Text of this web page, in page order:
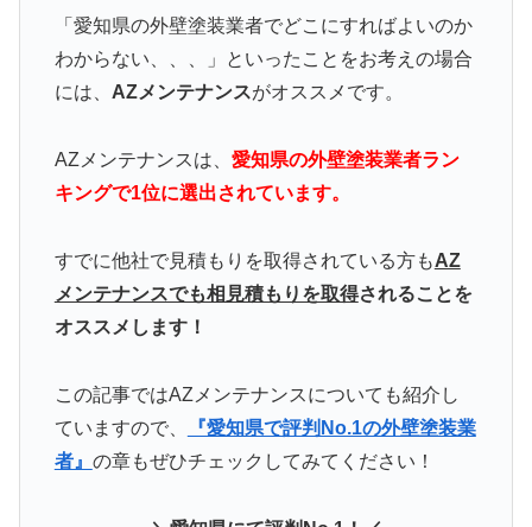
「愛知県の外壁塗装業者でどこにすればよいのか
わからない、、、」といったことをお考えの場合
には、 AZメンテナンスがオススメです。
AZメンテナンスは、 愛知県の外壁塗装業者ラン
キングで1位に選出されています。
すでに他社で見積もりを取得されている方もAZ
メンテナンスでも相見積もりを取得されることを
オススメします！
この記事ではAZメンテナンスについても紹介し
ていますので、
『愛知県で評判No.1の外壁塗装業
者』 の章もぜひチェックしてみてください！